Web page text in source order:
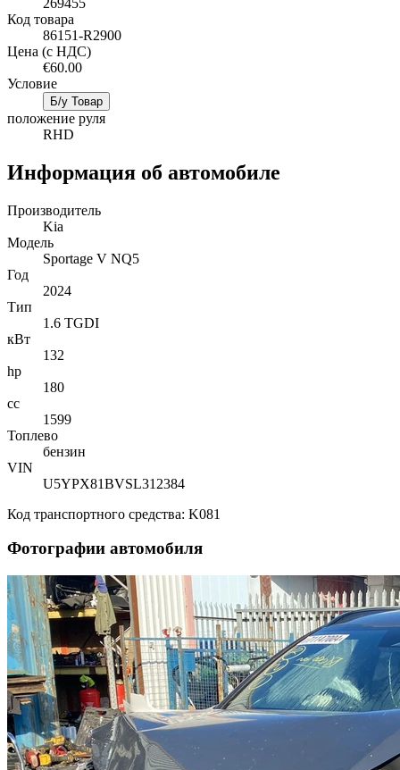
Код товара
86151-R2900
Цена (с НДС)
€60.00
Условие
Б/у Товар
положение руля
RHD
Информация об автомобиле
Производитель
Kia
Mодель
Sportage V NQ5
Год
2024
Тип
1.6 TGDI
кВт
132
hp
180
cc
1599
Топлево
бензин
VIN
U5YPX81BVSL312384
Код транспортного средства: K081
Фотографии автомобиля